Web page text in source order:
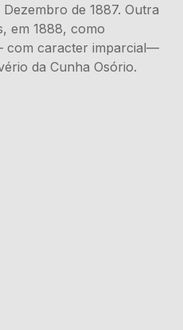
de 1887. Outra
em 1888, como
com caracter imparcial—
da Cunha Osório.